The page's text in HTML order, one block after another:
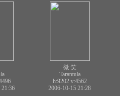
21:36
微 笑
Tarantula
h:9202 v:4562
2006-10-15 21:28